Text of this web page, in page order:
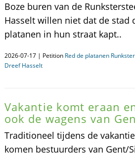
Boze buren van de
Hasselt willen niet dat de stad
platanen in hun straat kapt..
2026-07-17 | Petition Red de platanen
Dreef Hasselt
Vakantie komt eraan
ook de wagens van
Traditioneel tijdens de
komen bestuurders van Gent/